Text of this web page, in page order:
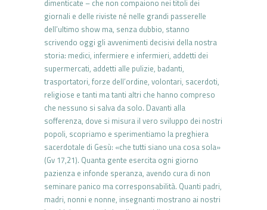
dimenticate – che non compaiono nei titoli dei
giornali e delle riviste né nelle grandi passerelle
dell’ultimo show ma, senza dubbio, stanno
scrivendo oggi gli avvenimenti decisivi della nostra
storia: medici, infermiere e infermieri, addetti dei
supermercati, addetti alle pulizie, badanti,
trasportatori, forze dell’ordine, volontari, sacerdoti,
religiose e tanti ma tanti altri che hanno compreso
che nessuno si salva da solo. Davanti alla
sofferenza, dove si misura il vero sviluppo dei nostri
popoli, scopriamo e sperimentiamo la preghiera
sacerdotale di Gesù: «che tutti siano una cosa sola»
(Gv 17,21). Quanta gente esercita ogni giorno
pazienza e infonde speranza, avendo cura di non
seminare panico ma corresponsabilità. Quanti padri,
madri, nonni e nonne, insegnanti mostrano ai nostri